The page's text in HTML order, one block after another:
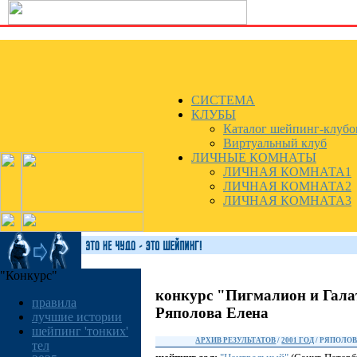
СИСТЕМА
КЛУБЫ
Каталог шейпинг-
Виртуальный клуб
ЛИЧНЫЕ КОМНАТЫ
ЛИЧНАЯ КОМНАТА1
ЛИЧНАЯ КОМНАТА2
ЛИЧНАЯ КОМНАТА3
"Конкурс"
правила
лучшие истории
шейпинг 'тонких'
тел
конкурс "Пигмалион и
Ряполова Елена
АРХИВ РЕЗУЛЬТАТОВ /2001 ГОД /